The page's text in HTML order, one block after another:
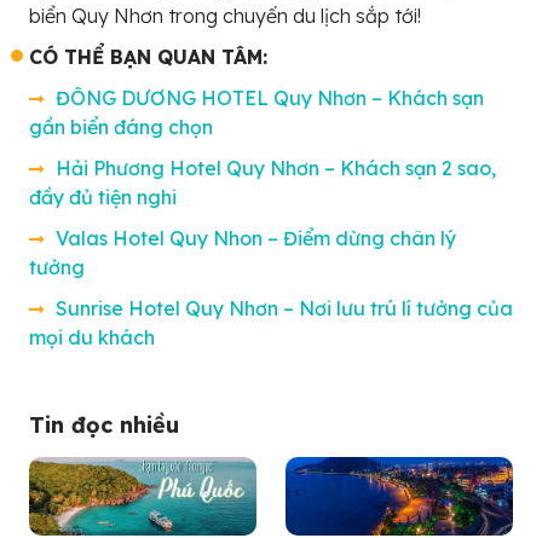
biển Quy Nhơn trong chuyến du lịch sắp tới!
CÓ THỂ BẠN QUAN TÂM:
ĐÔNG DƯƠNG HOTEL Quy Nhơn – Khách sạn
gần biển đáng chọn
Hải Phương Hotel Quy Nhơn – Khách sạn 2 sao,
đầy đủ tiện nghi
Valas Hotel Quy Nhon – Điểm dừng chân lý
tưởng
Sunrise Hotel Quy Nhơn – Nơi lưu trú lí tưởng của
mọi du khách
Tin đọc nhiều